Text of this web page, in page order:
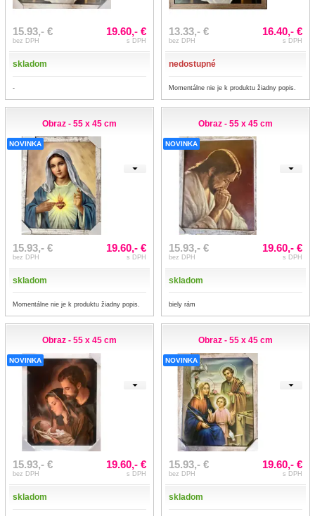
15.93,- €
bez DPH
19.60,- €
s DPH
skladom
-
13.33,- €
bez DPH
16.40,- €
s DPH
nedostupné
Momentálne nie je k produktu žiadny popis.
Obraz - 55 x 45 cm
NOVINKA
15.93,- €
bez DPH
19.60,- €
s DPH
skladom
Momentálne nie je k produktu žiadny popis.
Obraz - 55 x 45 cm
NOVINKA
15.93,- €
bez DPH
19.60,- €
s DPH
skladom
biely rám
Obraz - 55 x 45 cm
NOVINKA
15.93,- €
bez DPH
19.60,- €
s DPH
skladom
Obraz - 55 x 45 cm
NOVINKA
15.93,- €
bez DPH
19.60,- €
s DPH
skladom